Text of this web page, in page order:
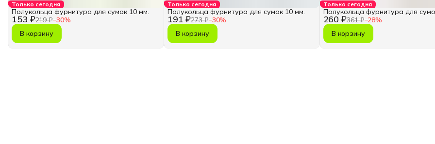
Только сегодня
153 ₽219 ₽−30%
Полукольца фурнитура для сумок 10 мм.
В корзину
Только сегодня
191 ₽273 ₽−30%
Полукольца фурнитура для сумок 10 мм.
В корзину
Только сегодня
260 ₽361 ₽−28%
Полукольца фурнитура для
В корзину